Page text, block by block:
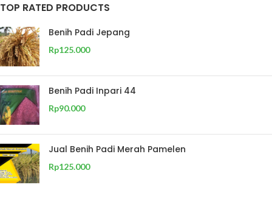
TOP RATED PRODUCTS
Benih Padi Jepang
Rp125.000
Benih Padi Inpari 44
Rp90.000
Jual Benih Padi Merah Pamelen
Rp125.000